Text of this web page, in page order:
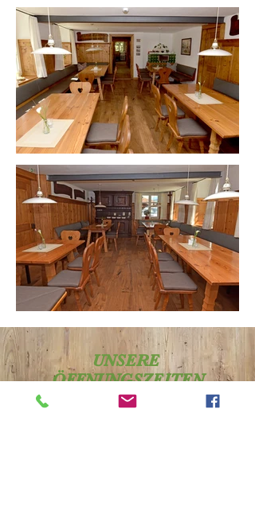
UNSERE
ÖFFNUNGSZEITEN
MONTAG & DIENSTAG RUHETAG